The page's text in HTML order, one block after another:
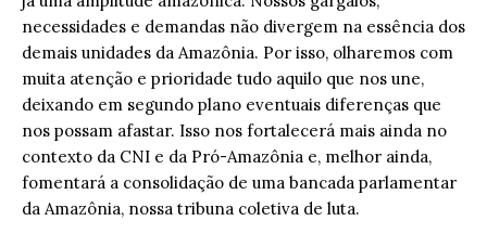
necessidades e demandas não divergem na essência dos
demais unidades da Amazônia. Por isso, olharemos com
muita atenção e prioridade tudo aquilo que nos une,
deixando em segundo plano eventuais diferenças que
nos possam afastar. Isso nos fortalecerá mais ainda no
contexto da CNI e da Pró-Amazônia e, melhor ainda,
fomentará a consolidação de uma bancada parlamentar
da Amazônia, nossa tribuna coletiva de luta.